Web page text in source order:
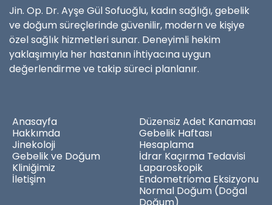
Jin. Op. Dr. Ayşe Gül Sofuoğlu, kadın sağlığı, gebelik
ve doğum süreçlerinde güvenilir, modern ve kişiye
özel sağlık hizmetleri sunar. Deneyimli hekim
yaklaşımıyla her hastanın ihtiyacına uygun
değerlendirme ve takip süreci planlanır.
Anasayfa
Hakkımda
Jinekoloji
Gebelik ve Doğum
Kliniğimiz
İletişim
Düzensiz Adet Kanaması
Gebelik Haftası
Hesaplama
İdrar Kaçırma Tedavisi
Laparoskopik
Endometrioma Eksizyonu
Normal Doğum (Doğal
Doğum)